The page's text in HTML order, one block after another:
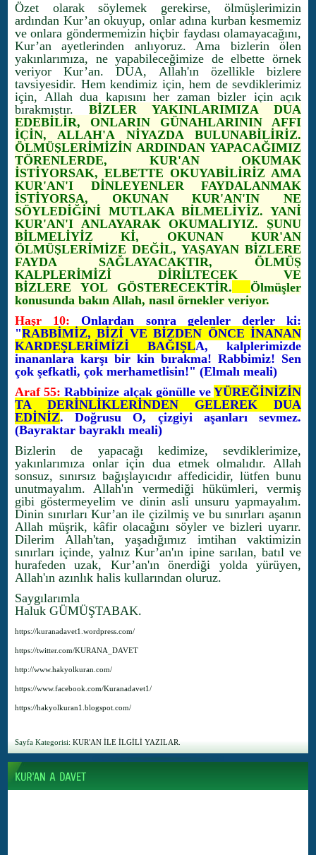
Özet olarak söylemek gerekirse, ölmüşlerimizin
ardından Kur’an okuyup, onlar adına kurban kesmemiz
ve onlara göndermemizin hiçbir faydası olamayacağını,
Kur’an ayetlerinden anlıyoruz. Ama bizlerin ölen
yakınlarımıza, ne yapabileceğimize de elbette örnek
veriyor Kur’an. DUA, Allah'ın özellikle bizlere
tavsiyesidir. Hem kendimiz için, hem de sevdiklerimiz
için, Allah dua kapısını her zaman bizler için açık
bırakmıştır. BİZLER YAKINLARIMIZA DUA
EDEBİLİR, ONLARIN GÜNAHLARININ AFFI
İÇİN, ALLAH'A NİYAZDA BULUNABİLİRİZ.
ÖLMÜŞLERİMİZİN ARDINDAN YAPACAĞIMIZ
TÖRENLERDE, KUR'AN OKUMAK
İSTİYORSAK, ELBETTE OKUYABİLİRİZ AMA
KUR'AN'I DİNLEYENLER FAYDALANMAK
İSTİYORSA, OKUNAN KUR'AN'IN NE
SÖYLEDİĞİNİ MUTLAKA BİLMELİYİZ. YANİ
KUR'AN'I ANLAYARAK OKUMALIYIZ. ŞUNU
BİLMELİYİZ Kİ, OKUNAN KUR'AN
ÖLMÜŞLERİMİZE DEĞİL, YAŞAYAN BİZLERE
FAYDA SAĞLAYACAKTIR, ÖLMÜŞ
KALPLERİMİZİ DİRİLTECEK VE
BİZLERE YOL GÖSTERECEKTİR.
Ölmüşler
konusunda bakın Allah, nasıl örnekler veriyor.
Haşr 10: Onlardan sonra gelenler derler ki:
"RABBİMİZ, BİZİ VE BİZDEN ÖNCE İNANAN
KARDEŞLERİMİZİ BAĞIŞLA, kalplerimizde
inananlara karşı bir kin bırakma! Rabbimiz! Sen
çok şefkatli, çok merhametlisin!" (Elmalı meali)
Araf 55: Rabbinize alçak gönülle veYÜREĞİNİZİN
TA DERİNLİKLERİNDEN GELEREK DUA
EDİNİZ. Doğrusu O, çizgiyi aşanları sevmez.
(Bayraktar bayraklı meali)
Bizlerin de yapacağı kedimize, sevdiklerimize,
yakınlarımıza onlar için dua etmek olmalıdır. Allah
sonsuz, sınırsız bağışlayıcıdır affedicidir, lütfen bunu
unutmayalım. Allah'ın vermediği hükümleri, vermiş
gibi göstermeyelim ve dinin asli unsuru yapmayalım.
Dinin sınırları Kur’an ile çizilmiş ve bu sınırları aşanın
Allah müşrik, kâfir olacağını söyler ve bizleri uyarır.
Dilerim Allah'tan, yaşadığımız imtihan vaktimizin
sınırları içinde, yalnız Kur’an'ın ipine sarılan, batıl ve
hurafeden uzak, Kur’an'ın önerdiği yolda yürüyen,
Allah'ın azınlık halis kullarından oluruz.
Saygılarımla
Haluk GÜMÜŞTABAK.
https://kuranadavet1.wordpress.com/
https://twitter.com/KURANA_DAVET
http://www.hakyolkuran.com/
https://www.facebook.com/Kuranadavet1/
https://hakyolkuran1.blogspot.com/
Sayfa Kategorisi: KUR'AN İLE İLGİLİ YAZILAR.